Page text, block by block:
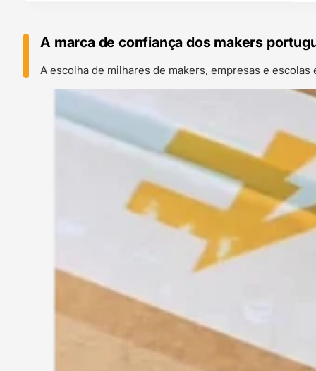
A marca de confiança dos makers
A escolha de milhares de makers, empresas e escolas